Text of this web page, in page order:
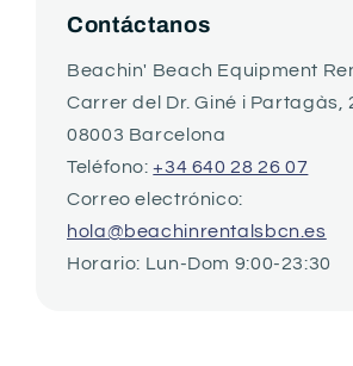
Contáctanos
Beachin' Beach Equipment
Carrer del Dr. Giné i Partagàs,
08003 Barcelona
Teléfono:+34 640 28 26 07
Correo electrónico:
hola@beachinrentalsbcn.es
Horario: Lun-Dom 9:00-23:30